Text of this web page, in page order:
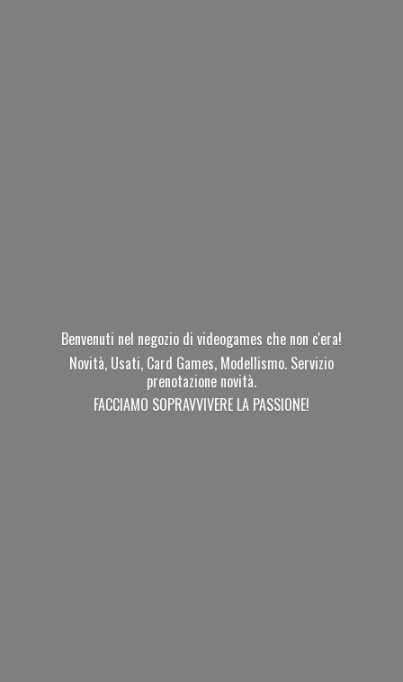
Benvenuti nel negozio di videogames che non c'era!
Novità, Usati, Card Games, Modellismo. Servizio
prenotazione novità.
FACCIAMO SOPRAVVIVERE LA PASSIONE!